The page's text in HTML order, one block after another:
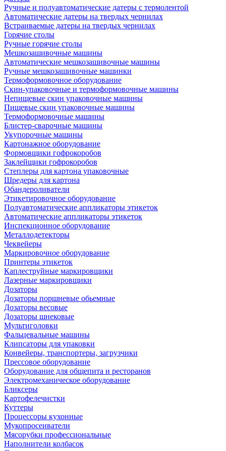
Ручные и полуавтоматические датеры с термолентой
Автоматические датеры на твердых чернилах
Встраиваемые датеры на твердых чернилах
Горячие столы
Ручные горячие столы
Мешкозашивочные машины
Автоматические мешкозашивочные машины
Ручные мешкозашивочные машинки
Термоформовочное оборудование
Скин-упаковочные и термоформовочные машины
Непищевые скин упаковочные машины
Пищевые скин упаковочные машины
Термоформовочные машины
Блистер-сварочные машины
Укупорочные машины
Картонажное оборудование
Формовщики гофрокоробов
Заклейщики гофрокоробов
Степлеры для картона упаковочные
Шредеры для картона
Обандероливатели
Этикетировочное оборудование
Полуавтоматические аппликаторы этикеток
Автоматические аппликаторы этикеток
Инспекционное оборудование
Металлодетекторы
Чеквейеры
Маркировочное оборудование
Принтеры этикеток
Каплеструйные маркировщики
Лазерные маркировщики
Дозаторы
Дозаторы поршневые обьемные
Дозаторы весовые
Дозаторы шнековые
Мультиголовки
Фальцевальные машины
Клипсаторы для упаковки
Конвейеры, транспортеры, загрузчики
Прессовое оборудование
Оборудование для общепита и ресторанов
Электромеханическое оборудование
Бликсеры
Картофелечистки
Куттеры
Процессоры кухонные
Мукопросеиватели
Мясорубки профессиональные
Наполнители колбасок